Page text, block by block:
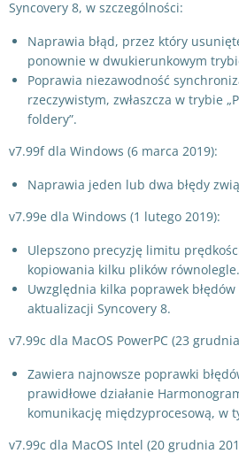
Syncovery 8, w szczególności:
Naprawia błąd, przez który
ponownie w dwukierunkowym
Poprawia niezawodność
rzeczywistym, zwłaszcza w trybie
foldery”.
v7.99f dla Windows (6 marca 2019):
Naprawia jeden lub dwa błędy
v7.99e dla Windows (1 lutego 2019):
Ulepszono precyzję limitu
kopiowania kilku plików równolegle.
Uwzględnia kilka poprawek
aktualizacji Syncovery 8.
v7.99c dla MacOS PowerPC (23
Zawiera najnowsze poprawki
prawidłowe działanie
komunikację międzyprocesową, w
v7.99c dla MacOS Intel (20 grudnia